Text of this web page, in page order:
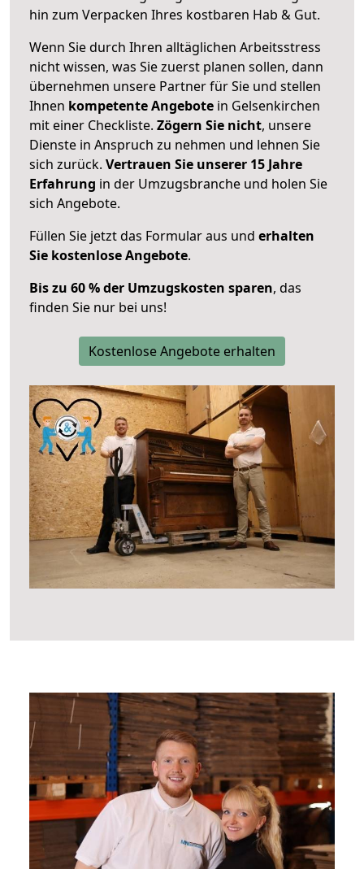
hin zum Verpacken Ihres kostbaren Hab & Gut.
Wenn Sie durch Ihren alltäglichen Arbeitsstress
nicht wissen, was Sie zuerst planen sollen, dann
übernehmen unsere Partner für Sie und stellen
Ihnen kompetente Angebote in Gelsenkirchen
mit einer Checkliste. Zögern Sie nicht, unsere
Dienste in Anspruch zu nehmen und lehnen Sie
sich zurück. Vertrauen Sie unserer 15 Jahre
Erfahrung in der Umzugsbranche und holen Sie
sich Angebote.
Füllen Sie jetzt das Formular aus und erhalten
Sie kostenlose Angebote.
Bis zu 60 % der Umzugskosten sparen, das
finden Sie nur bei uns!
Kostenlose Angebote erhalten